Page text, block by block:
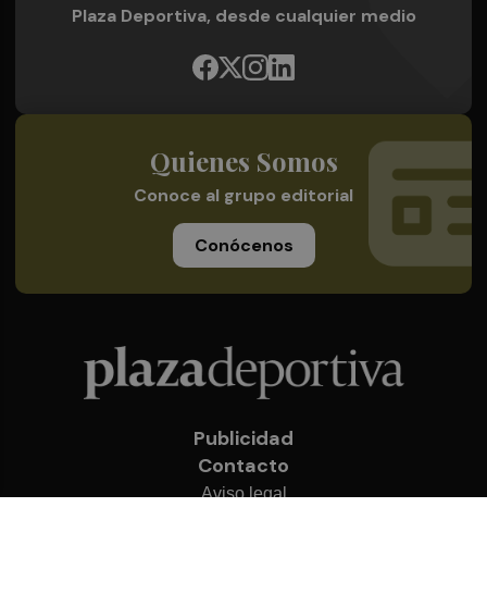
Plaza Deportiva, desde cualquier medio
Quienes Somos
Conoce al grupo editorial
Conócenos
Publicidad
Contacto
Aviso legal